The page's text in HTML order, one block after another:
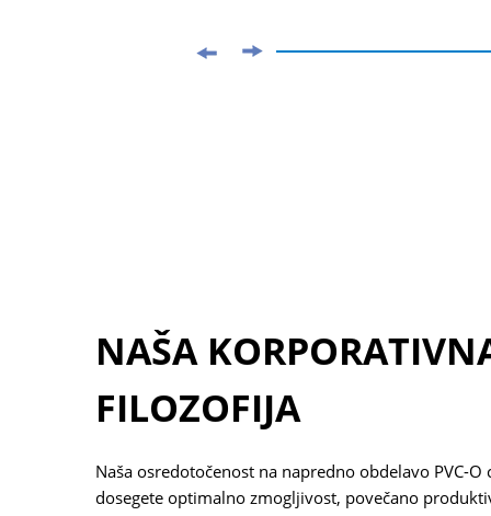
NAŠA
FILOZOFIJA
Naša osredotočenost na napredno obdelavo PVC-O
dosegete optimalno zmogljivost, povečano